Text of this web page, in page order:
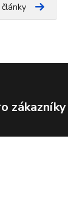
zákazníky